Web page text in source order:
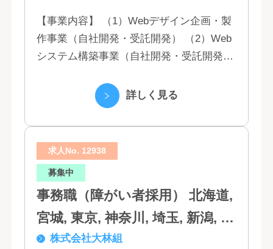
【事業内容】 （1）Webデザイン企画・製
作事業（自社開発・受託開発） （2）Web
システム構築事業（自社開発・受託開発）
（5）営業代行業務 （6...詳しく見る
求人No. 12938
募集中
事務職（障がい者採用） 北海道,
宮城, 東京, 神奈川, 埼玉, 新潟, 愛
知, 大阪, 京都, 兵庫, 広島, 香川,
株式会社大林組